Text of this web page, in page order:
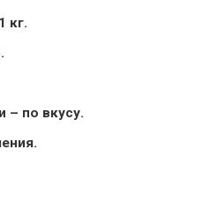
кг.
– по вкусу.